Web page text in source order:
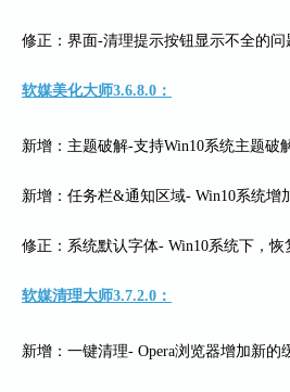
修正：界面-清理提示按钮显示不全的问
软媒美化大师3.6.8.0：
新增：主题破解-支持Win10系统主题破
新增：任务栏&通知区域- Win10系统
修正：系统默认字体- Win10系统下，
软媒清理大师3.7.2.0：
新增：一键清理- Opera浏览器增加新的